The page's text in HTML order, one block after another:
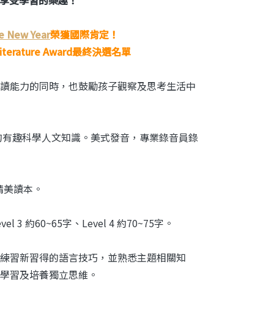
New Year榮獲國際肯定！
Award最終決選名單
能力的同時，也鼓勵孩子觀察及思考生活中
趣科學人文知識。美式發音，專業錄音員錄
讀本。
3 約60~65字、Level 4 約70~75字。
習新習得的語言技巧，並熟悉主題相關知
習及培養獨立思維。